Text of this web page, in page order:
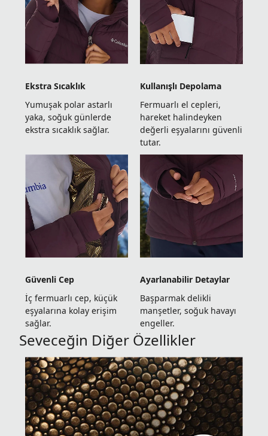
Ekstra Sıcaklık
Yumuşak polar astarlı
yaka, soğuk günlerde
ekstra sıcaklık sağlar.
Kullanışlı Depolama
Fermuarlı el cepleri,
hareket halindeyken
değerli eşyalarını güvenli
tutar.
Güvenli Cep
İç fermuarlı cep, küçük
eşyalarına kolay erişim
sağlar.
Ayarlanabilir Detaylar
Başparmak delikli
manşetler, soğuk havayı
engeller.
Seveceğin Diğer Özellikler